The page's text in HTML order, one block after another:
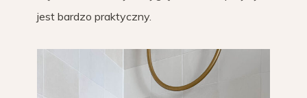
jest bardzo praktyczny.